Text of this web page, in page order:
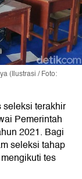
(Ilustrasi / Foto:
terakhir
Pemerintah
2021. Bagi
seleksi tahap
tes